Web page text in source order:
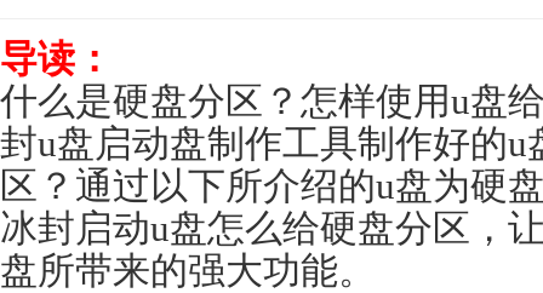
导读：
什么是硬盘分区？怎样使用u盘
封u盘启动盘制作工具制作好的
区？通过以下所介绍的u盘为硬
冰封启动u盘怎么给硬盘分区，
盘所带来的强大功能。